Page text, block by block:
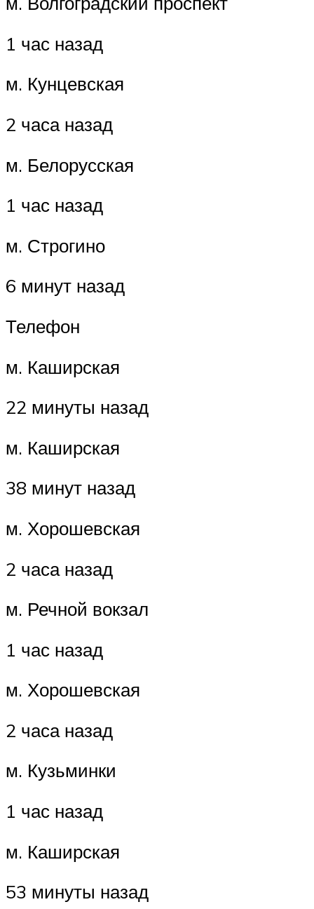
1 час назад
м. Кунцевская
2 часа назад
м. Белорусская
1 час назад
м. Строгино
6 минут назад
Телефон
м. Каширская
22 минуты назад
м. Каширская
38 минут назад
м. Хорошевская
2 часа назад
м. Речной вокзал
1 час назад
м. Хорошевская
2 часа назад
м. Кузьминки
1 час назад
м. Каширская
53 минуты назад